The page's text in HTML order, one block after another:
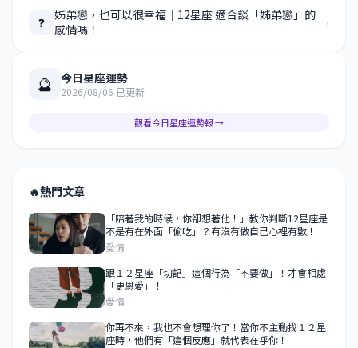
❓ 姊弟戀，也可以很幸福｜12星座 適合談「姊弟戀」的
感情嗎！
›
🔮 今日星座運勢
2026/08/06 已更新
觀看今日星座運勢報 →
🔥熱門文章
「陪著我的時候，你卻想著他！」教你判斷12星座是
不是有在外面「偷吃」？有沒有做自己心裡有數！
愛情
跟１２星座「切記」這個行為「不要做」！才會相處
「更恩愛」！
愛情
你再不來，我也不會想理你了！當你不主動找１２星
座時，他們有「這個反應」就代表在乎你！